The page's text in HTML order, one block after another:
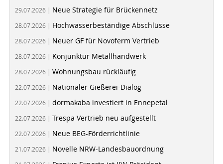
29.07.2026 | Neue Strategie für Brückennetz
28.07.2026 | Hochwasserbeständige Abschlüsse
28.07.2026 | Neuer GF für Novoferm Vertrieb
28.07.2026 | Konjunktur Metallhandwerk
28.07.2026 | Wohnungsbau rückläufig
22.07.2026 | Nationaler Gießerei-Dialog
22.07.2026 | dormakaba investiert in Ennepetal
22.07.2026 | Trespa Vertrieb neu aufgestellt
22.07.2026 | Neue BEG-Förderrichtlinie
21.07.2026 | Novelle NRW-Landesbauordnung